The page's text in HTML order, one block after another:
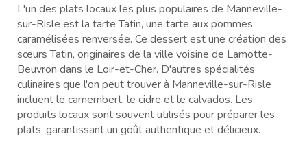
L'un des plats locaux les plus populaires de Manneville-
sur-Risle est la tarte Tatin, une tarte aux pommes
caramélisées renversée. Ce dessert est une création des
sœurs Tatin, originaires de la ville voisine de Lamotte-
Beuvron dans le Loir-et-Cher. D'autres spécialités
culinaires que l'on peut trouver à Manneville-sur-Risle
incluent le camembert, le cidre et le calvados. Les
produits locaux sont souvent utilisés pour préparer les
plats, garantissant un goût authentique et délicieux.